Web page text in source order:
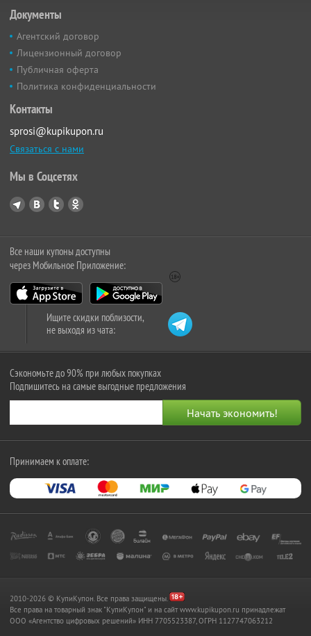
Документы
Агентский договор
Лицензионный договор
Публичная оферта
Политика конфиденциальности
Контакты
sprosi@kupikupon.ru
Связаться с нами
Мы в Соцсетях
Все наши купоны доступны
через Мобильное Приложение:
Ищите скидки поблизости,
не выходя из чата:
Сэкономьте до 90% при любых покупках
Подпишитесь на самые выгодные предложения
Принимаем к оплате:
2010-2026 © КупиКупон. Все права защищены.
Все права на товарный знак "КупиКупон" и на сайт www.kupikupon.ru принадлежат
OOO «Агентство цифровых решений» ИНН 7705523387, ОГРН 1127747063212